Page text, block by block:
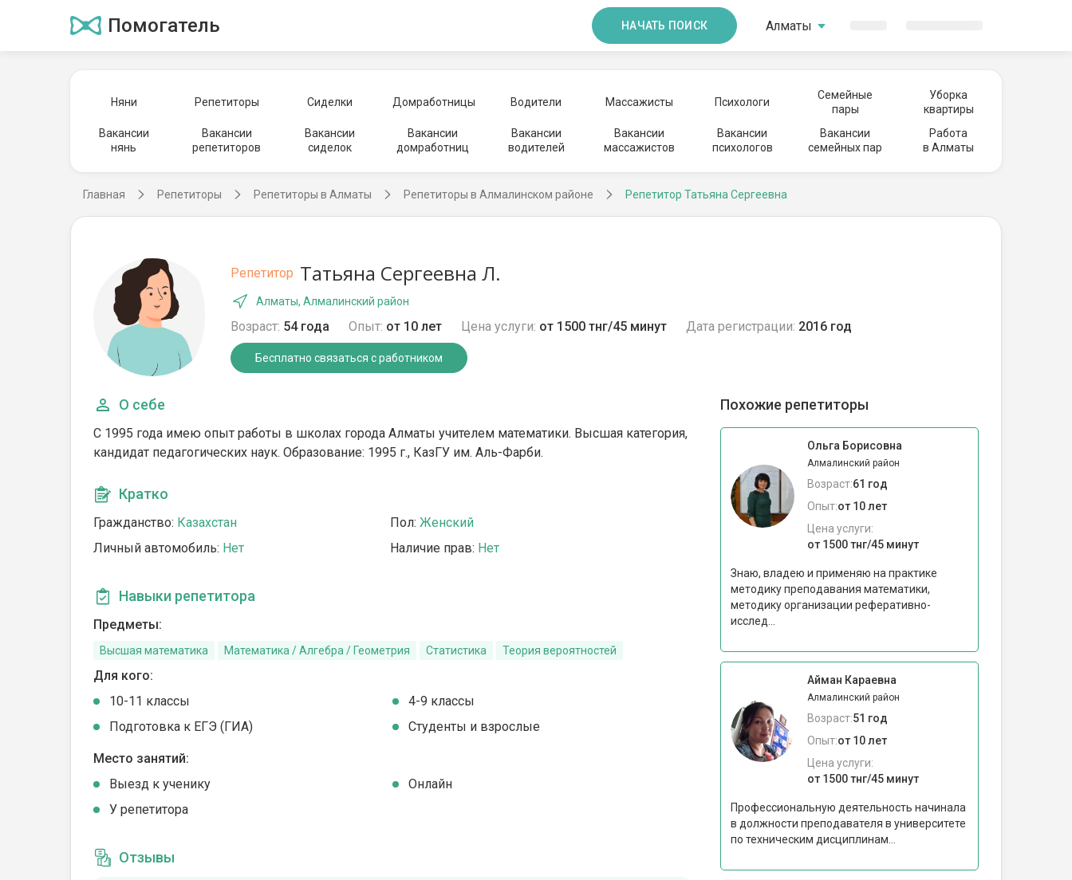
Помогатель НАЧАТЬ ПОИСК Алматы
Няни Репетиторы Сиделки Домработницы Водители Массажисты Психологи
Семейные
пары
Уборка
квартиры
Вакансии
нянь
Вакансии
репетиторов
Вакансии
сиделок
Вакансии
домработниц
Вакансии
водителей
Вакансии
массажистов
Вакансии
психологов
Вакансии
семейных пар
Работа
в Алматы
Главная Репетиторы Репетиторы в Алматы Репетиторы в Алмалинском районе Репетитор Татьяна Сергеевна
Репетитор Татьяна Сергеевна Л.
Алматы, Алмалинский район
Возраст: 54 года Опыт: от 10 лет Цена услуги: от 1500 тнг/45 минут Дата регистрации: 2016 год
Бесплатно связаться с работником
О себе
С 1995 года имею опыт работы в школах города Алматы учителем математики. Высшая категория,
кандидат педагогических наук. Образование: 1995 г., КазГУ им. Аль-Фарби.
Кратко
Гражданство: Казахстан Пол: Женский
Личный автомобиль: Нет Наличие прав: Нет
Навыки репетитора
Предметы:
Высшая математика Математика / Алгебра / Геометрия Статистика Теория вероятностей
Для кого:
10-11 классы
4-9 классы
Подготовка к ЕГЭ (ГИА)
Студенты и взрослые
Место занятий:
Выезд к ученику
Онлайн
У репетитора
Отзывы
Похожие репетиторы
Ольга Борисовна
Алмалинский район
Возраст:61 год
Опыт:от 10 лет
Цена услуги:
от 1500 тнг/45 минут
Знаю, владею и применяю на практике
методику преподавания математики,
методику организации реферативно-
исслед...
Айман Караевна
Алмалинский район
Возраст:51 год
Опыт:от 10 лет
Цена услуги:
от 1500 тнг/45 минут
Профессиональную деятельность начинала
в должности преподавателя в университете
по техническим дисциплинам...